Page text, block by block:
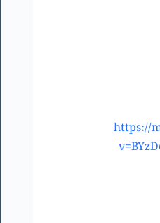
https://